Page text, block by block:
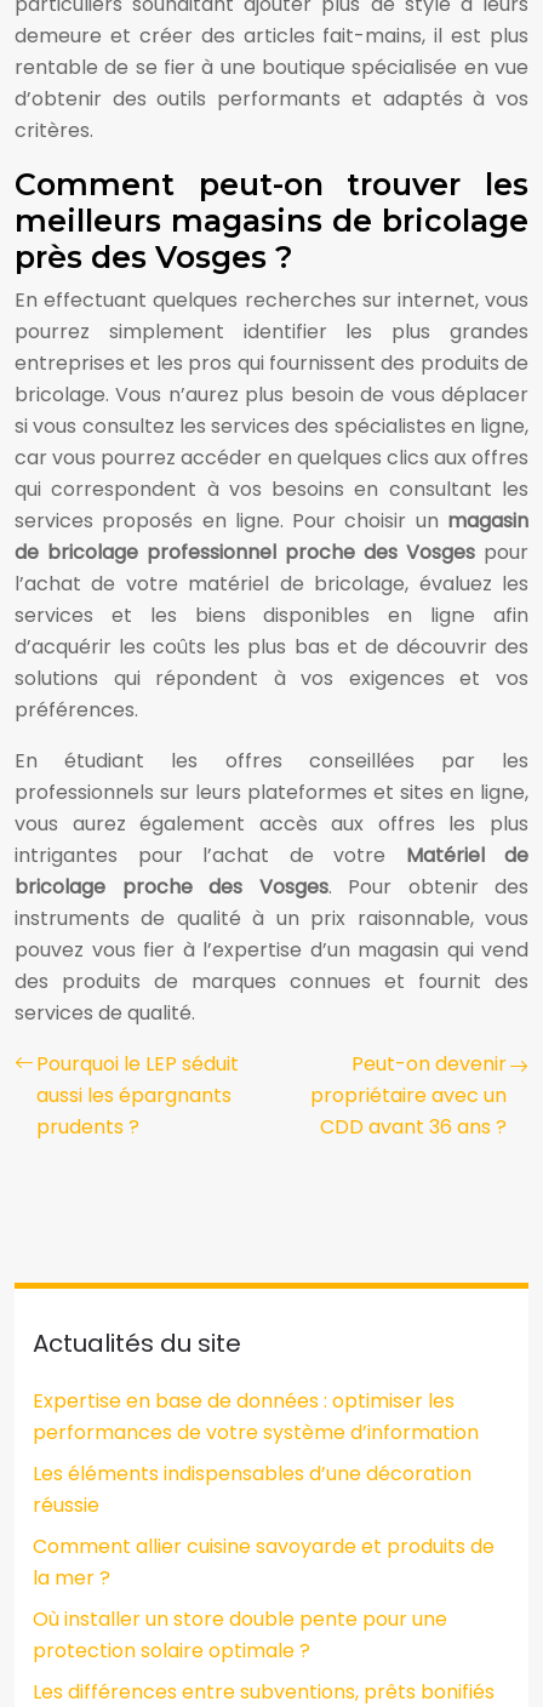
demeure et créer des articles fait-mains, il est plus
rentable de se fier à une boutique spécialisée en vue
d’obtenir des outils performants et adaptés à vos
critères.
Comment peut-on trouver les
meilleurs magasins de bricolage
près des Vosges ?
En effectuant quelques recherches sur internet, vous
pourrez simplement identifier les plus grandes
entreprises et les pros qui fournissent des produits de
bricolage. Vous n’aurez plus besoin de vous déplacer
si vous consultez les services des spécialistes en ligne,
car vous pourrez accéder en quelques clics aux offres
qui correspondent à vos besoins en consultant les
services proposés en ligne. Pour choisir un magasin
de bricolage professionnel proche des Vosges pour
l’achat de votre matériel de bricolage, évaluez les
services et les biens disponibles en ligne afin
d’acquérir les coûts les plus bas et de découvrir des
solutions qui répondent à vos exigences et vos
préférences.
En étudiant les offres conseillées par les
professionnels sur leurs plateformes et sites en ligne,
vous aurez également accès aux offres les plus
intrigantes pour l’achat de votre Matériel de
bricolage proche des Vosges. Pour obtenir des
instruments de qualité à un prix raisonnable, vous
pouvez vous fier à l’expertise d’un magasin qui vend
des produits de marques connues et fournit des
services de qualité.
Pourquoi le LEP séduit
aussi les épargnants
prudents ?
Peut-on devenir
propriétaire avec un
CDD avant 36 ans ?
Actualités du site
Expertise en base de données : optimiser les
performances de votre système d’information
Les éléments indispensables d’une décoration
réussie
Comment allier cuisine savoyarde et produits de
la mer ?
Où installer un store double pente pour une
protection solaire optimale ?
Les différences entre subventions, prêts bonifiés